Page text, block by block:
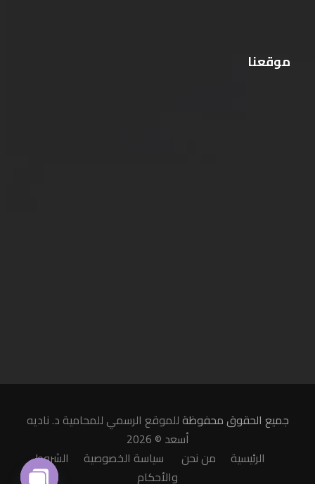
موقعنا
جميع الحقوق محفوظةللموقع الرسمي للمحامية د. ناديه
أسعد © 2026
الرئيسية
من نحن سياسة الخصوصية
الشروط
والأحكام